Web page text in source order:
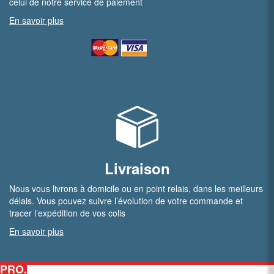
En savoir plus
Livraison
Nous vous livrons à domicile ou en point relais, dans les meilleurs
délais. Vous pouvez suivre l’évolution de votre commande et
tracer l’expédition de vos colis
En savoir plus
PRO.